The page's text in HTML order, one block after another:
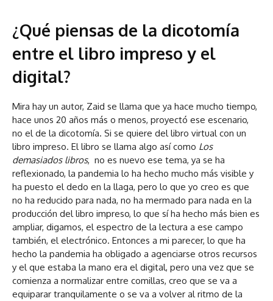
¿Qué piensas de la dicotomía
entre el libro impreso y el
digital?
Mira hay un autor, Zaid se llama que ya hace mucho tiempo,
hace unos 20 años más o menos, proyectó ese escenario,
no el de la dicotomía. Si se quiere del libro virtual con un
libro impreso. El libro se llama algo así como Los
demasiados libros, no es nuevo ese tema, ya se ha
reflexionado, la pandemia lo ha hecho mucho más visible y
ha puesto el dedo en la llaga, pero lo que yo creo es que
no ha reducido para nada, no ha mermado para nada en la
producción del libro impreso, lo que sí ha hecho más bien es
ampliar, digamos, el espectro de la lectura a ese campo
también, el electrónico. Entonces a mi parecer, lo que ha
hecho la pandemia ha obligado a agenciarse otros recursos
y el que estaba la mano era el digital, pero una vez que se
comienza a normalizar entre comillas, creo que se va a
equiparar tranquilamente o se va a volver al ritmo de la